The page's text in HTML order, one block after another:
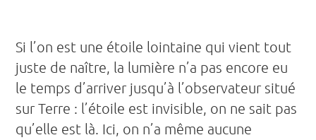
Si l’on est une étoile lointaine qui vient tout
juste de naître, la lumière n’a pas encore eu
le temps d’arriver jusqu’à l’observateur situé
sur Terre : l’étoile est invisible, on ne sait pas
qu’elle est là. Ici, on n’a même aucune